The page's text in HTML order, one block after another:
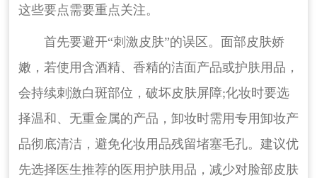
这些要点需要重点关注。
首先要避开“刺激皮肤”的误区。面部皮肤娇
嫩，若使用含酒精、香精的洁面产品或护肤用品，
会持续刺激白斑部位，破坏皮肤屏障;化妆时要选
择温和、无重金属的产品，卸妆时需用专用卸妆产
品彻底清洁，避免化妆用品残留堵塞毛孔。建议优
先选择医生推荐的医用护肤用品，减少对脸部皮肤